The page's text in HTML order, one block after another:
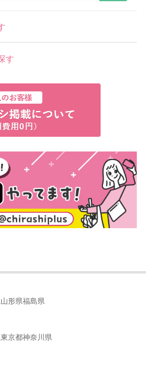
す
山形県福島県
東京都神奈川県